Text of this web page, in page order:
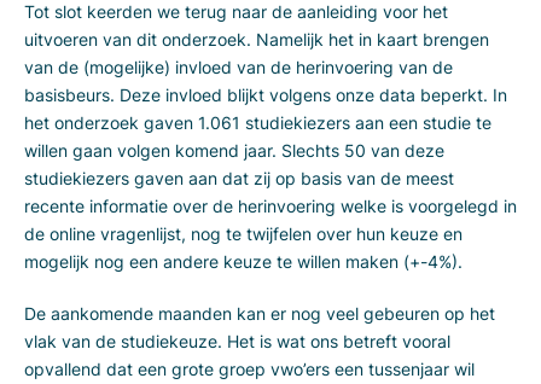
Tot slot keerden we terug naar de aanleiding voor het
uitvoeren van dit onderzoek. Namelijk het in kaart brengen
van de (mogelijke) invloed van de herinvoering van de
basisbeurs. Deze invloed blijkt volgens onze data beperkt. In
het onderzoek gaven 1.061 studiekiezers aan een studie te
willen gaan volgen komend jaar. Slechts 50 van deze
studiekiezers gaven aan dat zij op basis van de meest
recente informatie over de herinvoering welke is voorgelegd in
de online vragenlijst, nog te twijfelen over hun keuze en
mogelijk nog een andere keuze te willen maken (+-4%).
De aankomende maanden kan er nog veel gebeuren op het
vlak van de studiekeuze. Het is wat ons betreft vooral
opvallend dat een grote groep vwo’ers een tussenjaar wil